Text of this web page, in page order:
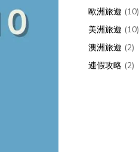
歐洲旅遊 (10)
美洲旅遊 (10)
澳洲旅遊 (2)
連假攻略 (2)